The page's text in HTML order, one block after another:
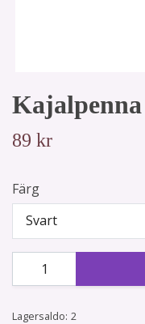
Kajalpenna
89 kr
Färg
Svart
Lagersaldo: 2